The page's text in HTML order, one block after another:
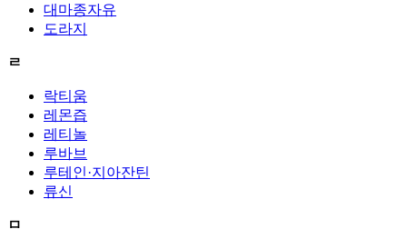
대마종자유
도라지
ㄹ
락티움
레몬즙
레티놀
루바브
루테인·지아잔틴
류신
ㅁ